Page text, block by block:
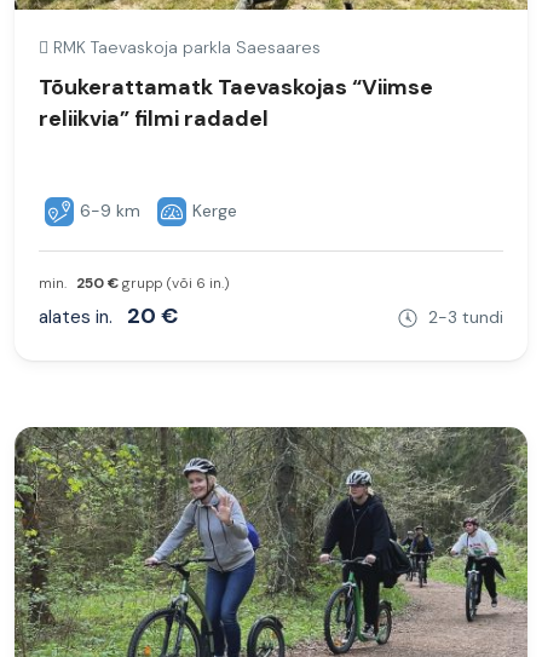
RMK Taevaskoja parkla Saesaares
Tõukerattamatk Taevaskojas “Viimse
reliikvia” filmi radadel
6-9 km Kerge
min. 250 €grupp (või 6 in.)
alates in. 20 € 2-3 tundi